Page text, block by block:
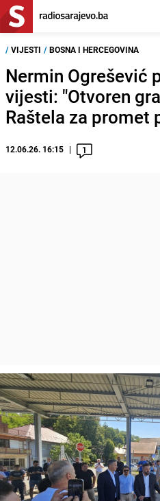
/ VIJESTI / BOSNA I HERCEGOVINA
Nermin Ogrešević
vijesti: "Otvoren
Raštela za promet
12.06.26. 16:15 1